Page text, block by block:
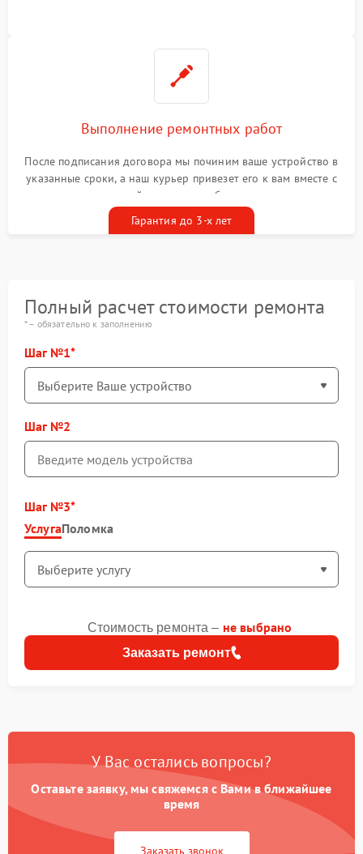
Выполнение ремонтных работ
После подписания договора мы починим ваше устройство в
указанные сроки, а наш курьер привезет его к вам вместе с
гарантийным талоном бесплатно
Гарантия до 3-х лет
Полный расчет стоимости ремонта
* – обязательно к заполнению
Шаг №1
Шаг №2
Шаг №3
УслугаПоломка
Заказать ремонт
Стоимость ремонта – не выбрано
У Вас остались вопросы?
Оставьте заявку, мы свяжемся с Вами в ближайшее
время
Заказать звонок